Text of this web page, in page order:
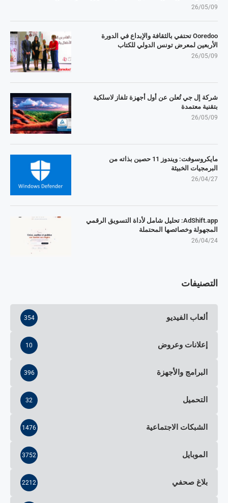
26/05/09
Ooredoo تحتفي بالثقافة والإبداع في الدورة
الأربعين لمعرض تونس الدولي للكتاب
26/05/09
شركة إل جي تُعلن عن أول أجهزة تلفاز لاسلكية
بتقنية معتمدة
26/05/09
مايكروسوفت: ويندوز 11 حصين بذاته من
البرمجيات الخبيثة
26/04/27
AdShift.app: تحليل شامل لأداة التسويق الرقمي
المجهولة وخصائصها المحتملة
26/04/24
التصنيفات
ألعاب الفيديو 354
إعلانات وعروض 10
البرامج والأجهزة 396
التحميل 32
الشبكات الاجتماعية 1476
الموبايل 3752
بلاغ صحفي 2212